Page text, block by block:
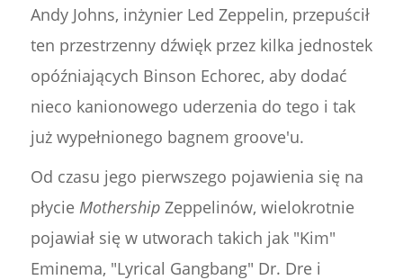
Andy Johns, inżynier Led Zeppelin, przepuścił
ten przestrzenny dźwięk przez kilka jednostek
opóźniających Binson Echorec, aby dodać
nieco kanionowego uderzenia do tego i tak
już wypełnionego bagnem groove'u.
Od czasu jego pierwszego pojawienia się na
płycie MothershipZeppelinów, wielokrotnie
pojawiał się w utworach takich jak "Kim"
Eminema, "Lyrical Gangbang" Dr. Dre i